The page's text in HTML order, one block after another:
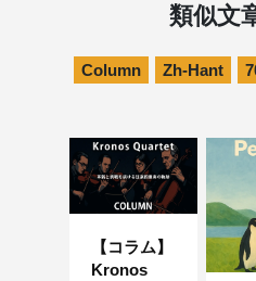
類似文
Column Zh-Hant
【コラム】
Kronos